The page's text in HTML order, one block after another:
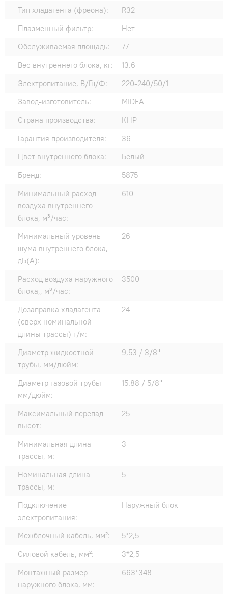
Тип хладагента (фреона):
R32
Плазменный фильтр:
Нет
Обслуживаемая площадь:
77
Вес внутреннего блока, кг:
13.6
Электропитание, В/Гц/Ф:
220-240/50/1
Завод-изготовитель:
MIDEA
Страна производства:
КНР
Гарантия производителя:
36
Цвет внутреннего блока:
Белый
Бренд:
5875
Минимальный расход
воздуха внутреннего
блока, м³/час:
610
Минимальный уровень
шума внутреннего блока,
дБ(А):
26
Расход воздуха наружного
блока,, м³/час:
3500
Дозаправка хладагента
(сверх номинальной
длины трассы) г/м:
24
Диаметр жидкостной
трубы, мм/дюйм:
9,53 / 3/8"
Диаметр газовой трубы
мм/дюйм:
15.88 / 5/8"
Максимальный перепад
высот:
25
Минимальная длина
трассы, м:
3
Номинальная длина
трассы, м:
5
Подключение
электропитания:
Наружный блок
Межблочный кабель, мм²:
5*2,5
Силовой кабель, мм²:
3*2,5
Монтажный размер
наружного блока, мм:
663*348